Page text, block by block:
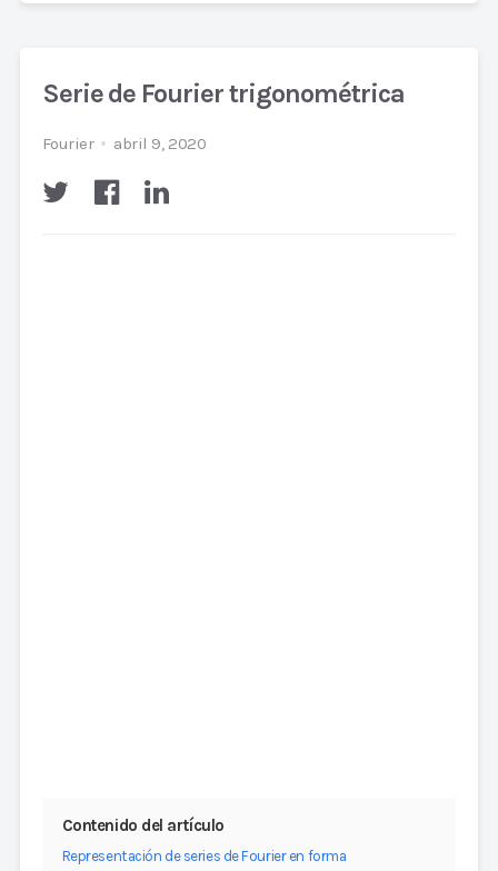
Serie de Fourier trigonométrica
Fourier abril 9, 2020
Contenido del artículo
Representación de series de Fourier en forma